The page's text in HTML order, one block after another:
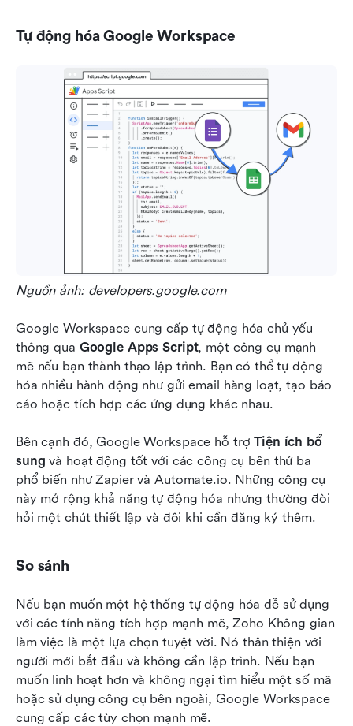
Tự động hóa Google Workspace
Nguồn ảnh: developers.google.com
Google Workspace cung cấp tự động hóa chủ yếu
thông qua Google Apps Script, một công cụ mạnh
mẽ nếu bạn thành thạo lập trình. Bạn có thể tự động
hóa nhiều hành động như gửi email hàng loạt, tạo báo
cáo hoặc tích hợp các ứng dụng khác nhau.
Bên cạnh đó, Google Workspace hỗ trợ Tiện ích bổ
sung và hoạt động tốt với các công cụ bên thứ ba
phổ biến như Zapier và Automate.io. Những công cụ
này mở rộng khả năng tự động hóa nhưng thường đòi
hỏi một chút thiết lập và đôi khi cần đăng ký thêm.
So sánh
Nếu bạn muốn một hệ thống tự động hóa dễ sử dụng
với các tính năng tích hợp mạnh mẽ, Zoho Không gian
làm việc là một lựa chọn tuyệt vời. Nó thân thiện với
người mới bắt đầu và không cần lập trình. Nếu bạn
muốn linh hoạt hơn và không ngại tìm hiểu một số mã
hoặc sử dụng công cụ bên ngoài, Google Workspace
cung cấp các tùy chọn mạnh mẽ.